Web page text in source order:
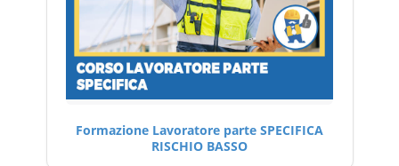
Formazione Lavoratore parte SPECIFICA
RISCHIO BASSO